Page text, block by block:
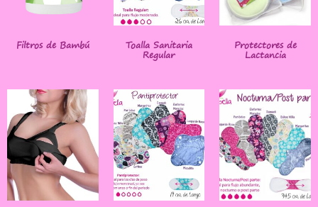
Filtros de Bambú Toalla Sanitaria
Regular
Protectores de
Lactancia